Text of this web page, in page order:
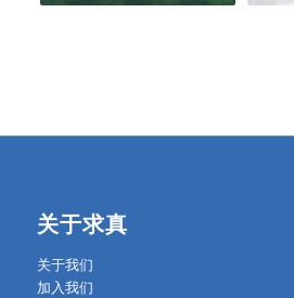
关于求真
关于我们
加入我们